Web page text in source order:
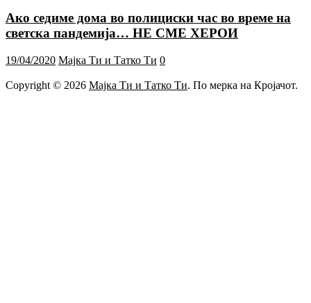
Ако седиме дома во полициски час во време на
светска пандемија… НЕ СМЕ ХЕРОИ
19/04/2020 Мајка Ти и Татко Ти 0
Copyright © 2026 Мајка Ти и Татко Ти. По мерка на Кројачот.